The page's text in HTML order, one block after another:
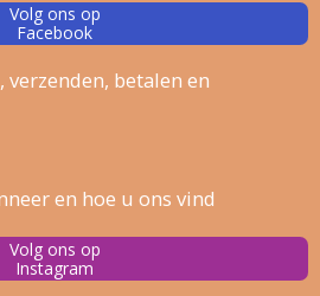
Volg ons op
Facebook
verzenden, betalen en
en hoe u ons vind
Volg ons op
Instagram